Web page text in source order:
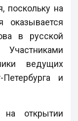
поскольку на
оказывается
в русской
ведущих
и
открытии